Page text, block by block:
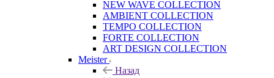
NEW WAVE COLLECTION
AMBIENT COLLECTION
TEMPO COLLECTION
FORTE COLLECTION
ART DESIGN COLLECTION
Meister
Назад